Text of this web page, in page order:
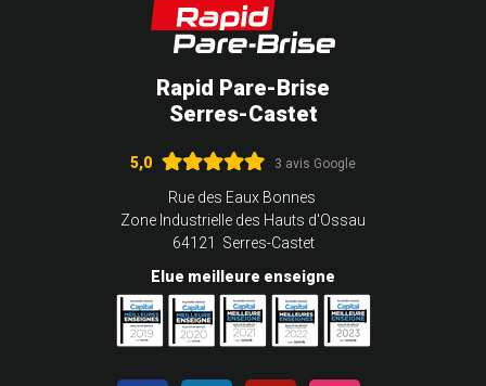
Rapid Pare-Brise
Serres-Castet
5,0 3 avis Google
Rue des Eaux Bonnes
Zone Industrielle des Hauts d'Ossau
64121 Serres-Castet
Elue meilleure enseigne